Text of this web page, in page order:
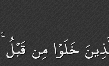
خَلَوْا مِن قَبْلُ